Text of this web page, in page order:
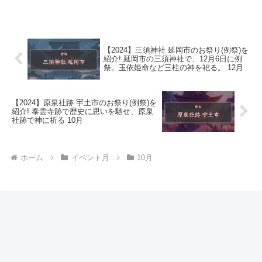
【2024】三須神社 延岡市のお祭り(例祭)を
紹介! 延岡市の三須神社で、12月6日に例
祭。玉依姫命など三柱の神を祀る。 12月
【2024】原泉社跡 宇土市のお祭り(例祭)を
紹介! 泰雲寺跡で歴史に思いを馳せ、原泉
社跡で神に祈る 10月
ホーム イベント月 10月